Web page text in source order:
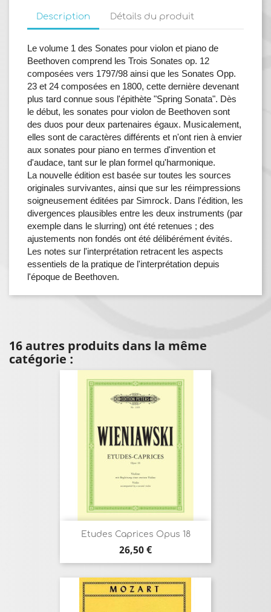
Description Détails du produit
Le volume 1 des Sonates pour violon et piano de
Beethoven comprend les Trois Sonates op. 12
composées vers 1797/98 ainsi que les Sonates Opp.
23 et 24 composées en 1800, cette dernière devenant
plus tard connue sous l'épithète "Spring Sonata". Dès
le début, les sonates pour violon de Beethoven sont
des duos pour deux partenaires égaux. Musicalement,
elles sont de caractères différents et n'ont rien à envier
aux sonates pour piano en termes d'invention et
d'audace, tant sur le plan formel qu'harmonique.
La nouvelle édition est basée sur toutes les sources
originales survivantes, ainsi que sur les réimpressions
soigneusement éditées par Simrock. Dans l'édition, les
divergences plausibles entre les deux instruments (par
exemple dans le slurring) ont été retenues ; des
ajustements non fondés ont été délibérément évités.
Les notes sur l'interprétation retracent les aspects
essentiels de la pratique de l'interprétation depuis
l'époque de Beethoven.
16 autres produits dans la même
catégorie :
Etudes Caprices Opus 18
Prix
26,50 €